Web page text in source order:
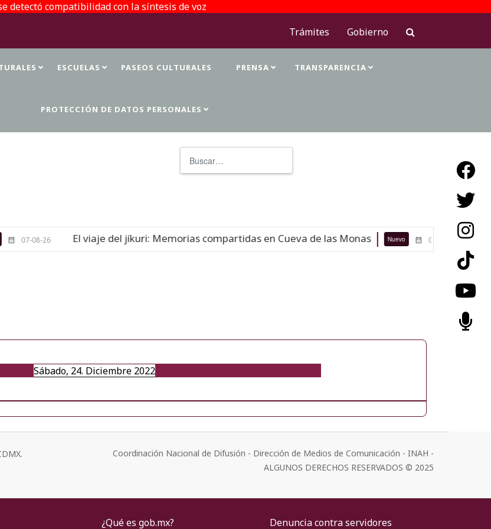
detectó compatibilidad con la síntesis de voz
Trámites
Gobierno
ESCUELAS PASEOS CULTURALES PRENSA TRANSPARENCIA
PROTECCIÓN DE DATOS PERSONALES
07-08-26 El viaje del jíkuri: Memorias compartidas en Cueva de las Monas Nuevo 07-08-26
Sábado, 24. Diciembre 2022
Coordinación Nacional de Difusión - Dirección de Medios de Comunicación - INAH -
ALGUNOS DERECHOS RESERVADOS © 2025
¿Qué es gob.mx?
Denuncia contra servidores